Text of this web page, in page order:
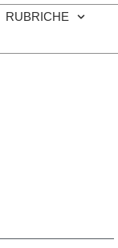
RUBRICHE